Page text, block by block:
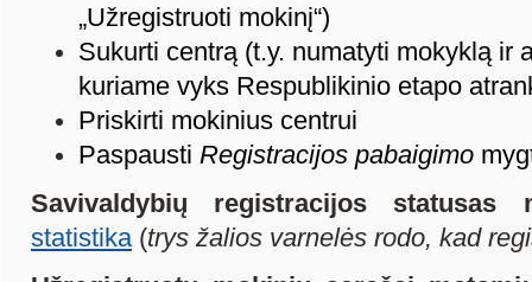
„Užregistruoti mokinį“)
Sukurti centrą (t.y. numatyti mokyklą ir
kuriame vyks Respublikinio etapo
Priskirti mokinius centrui
Paspausti Registracijos pabaigimo
Savivaldybių registracijos statusas
statistika(trys žalios varnelės rodo, kad